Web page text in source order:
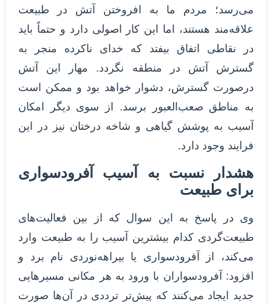
می‌رسد؛ مردم ما به افروختن آتش در طبیعت
علاقه‌مند هستند، اما این کار اصولی دارد و حتماً باید
در نقاطی اتفاق بیفتد که خدای ناکرده منجر به
گسترش آتش در منطقه نگردد. مهار این آتش
درصورت گسترش، دشوار خواهد بود و ممکن است
به مناطق صعب‌العبور برسد. از سوی دیگر امکان
آسیب به پوشش گیاهی و شاخه درختان نیز در این
فرایند وجود دارد.
هشدار نسبت به آسیب آفرودسواری
برای طبیعت
وی در پاسخ به این سوال که از بین فعالیت‌های
طبیعت‌گردی کدام بیشترین آسیب را به طبیعت وارد
می‌کند، از آفرودسواری یا بیراهه‌نوردی نام برد و
افزود: آفرودسواران با ورود به هر مکانی مسیرهایی
جدید ایجاد می‌کنند که پیش‌تر ترددی در آن‌ها صورت